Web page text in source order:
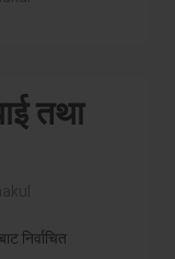
तथा
निर्वाचित